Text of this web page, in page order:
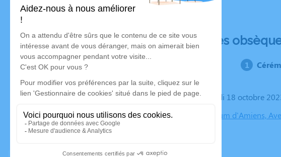
Déroulé des
Le mercredi 18 octobre
Crématorium d'Amiens,